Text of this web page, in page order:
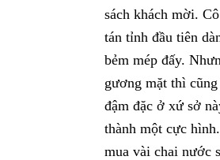
sách khách mời.
tán tỉnh đầu tiên
bẻm mép đấy.
gương mặt thì
đậm đặc ở xứ sở
thành một cực
mua vài chai nước